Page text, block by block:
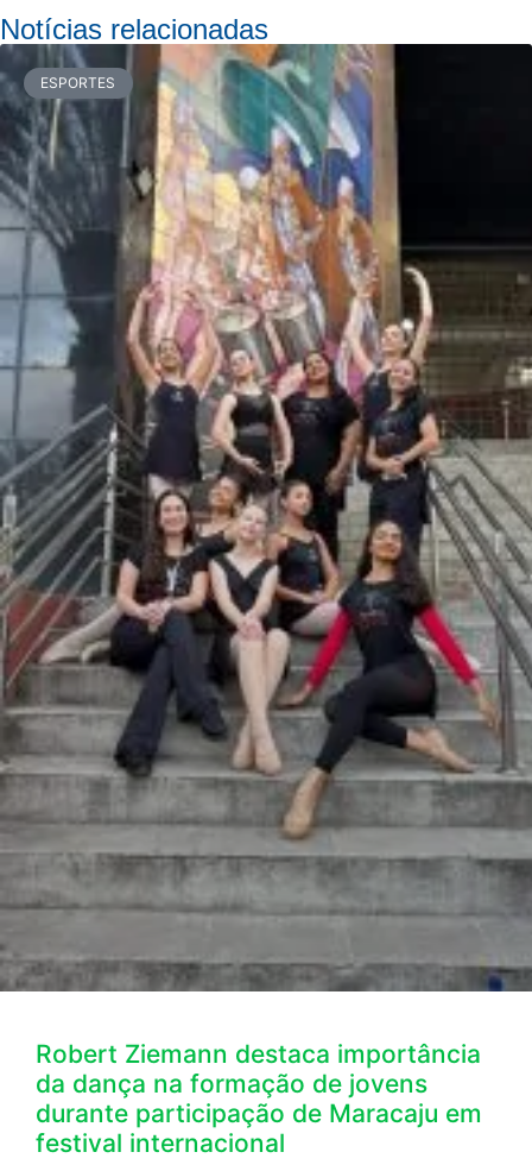
Notícias relacionadas
ESPORTES
Robert Ziemann destaca importância
da dança na formação de jovens
durante participação de Maracaju em
festival internacional